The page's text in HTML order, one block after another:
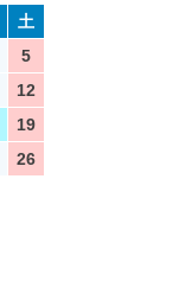
土
5
12
19
26